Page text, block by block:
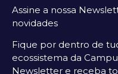
Assine a nossa
novidades
Fique por dentro de
ecossistema da
Newsletter e receba